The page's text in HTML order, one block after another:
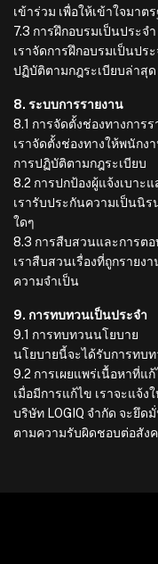
เข้าร่วม เพื่อให้เข้าใจมา
7.3 การฝึกอบรมเป็นประจำ
เราจัดการฝึกอบรมเป็นป
ปฏิบัติตามกฎระเบียบล่าสุด
8. ระบบการรายงาน
8.1 การจัดตั้งช่องทางการ
เราจัดตั้งช่องทางให้พนักง
การปฏิบัติตามกฎระเบียบ
8.2 การปกป้องผู้แจ้งเบาะแ
เรารับประกันความเป็นนิ
ใดๆ
8.3 การสืบสวนและการต
เราสืบสวนเรื่องที่ถูกรายง
ความจำเป็น
9. การทบทวนเป็นประจำ
9.1 การทบทวนนโยบาย
นโยบายนี้จะได้รับการทบ
9.2 การเผยแพร่เนื้อหาที่แก้
เมื่อมีการแก้ไข เราจะแจ้
บริษัท LOGIQ จำกัด จะยึ
ตามความรับผิดชอบต่อสัง